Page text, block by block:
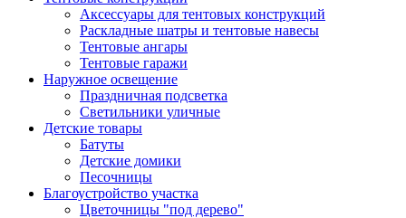
Аксессуары для тентовых конструкций
Раскладные шатры и тентовые навесы
Тентовые ангары
Тентовые гаражи
Наружное освещение
Праздничная подсветка
Светильники уличные
Детские товары
Батуты
Детские домики
Песочницы
Благоустройство участка
Цветочницы "под дерево"